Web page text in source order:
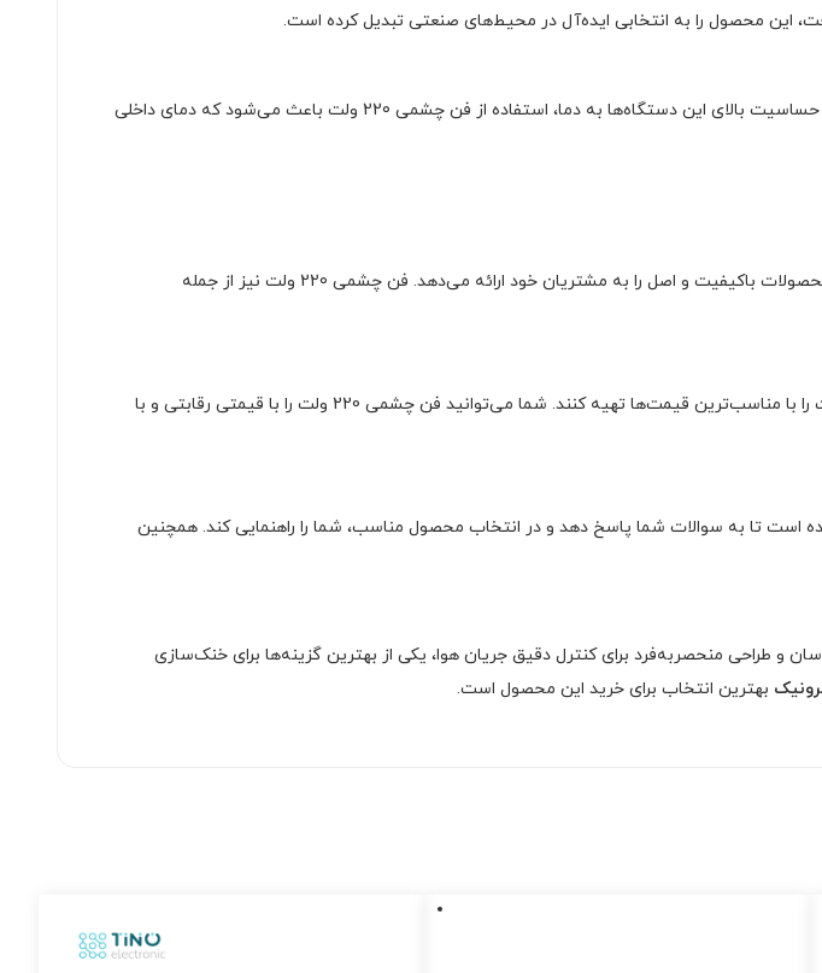
این محصول را به انتخابی ایده‌آل در محیط‌های صنعتی تبدیل کرده است.
و تجهیزات کامپیوتری است. با توجه به حساسیت بالای این دستگاه‌ها به دما، استفاده از فن چشمی 220 ولت باعث می‌شود که دمای داخلی
به عنوان یکی از معتبرترین فروشگاه‌های تجهیزات الکترونیکی و صنعتی، همواره محصولات باکیفیت و اصل را به مشتریان خود ارائه می‌دهد. فن چشمی 220 ولت نیز از جمله
، قیمت‌گذاری محصولات به گونه‌ای است که مشتریان بتوانند بهترین محصولات را با مناسب‌ترین قیمت‌ها تهیه کنند. شما می‌توانید فن چشمی 220 ولت را با قیمتی رقابتی و با
است تا به سوالات شما پاسخ دهد و در انتخاب محصول مناسب، شما را راهنمایی کند. همچنین
و طراحی منحصربه‌فرد برای کنترل دقیق جریان هوا، یکی از بهترین گزینه‌ها برای خنک‌سازی
بهترین انتخاب برای خرید این محصول است.